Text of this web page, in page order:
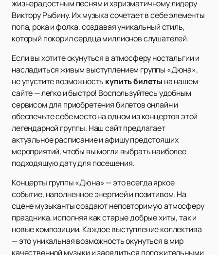
жизнерадостным песням и харизматичному лидеру
Виктору Рыбину. Их музыка сочетает в себе элементы
попа, рока и фолка, создавая уникальный стиль,
который покорил сердца миллионов слушателей.
Если вы хотите окунуться в атмосферу ностальгии и
насладиться живым выступлением группы «Дюна»,
не упустите возможность купить билеты на нашем
сайте — легко и быстро! Воспользуйтесь удобным
сервисом для приобретения билетов онлайн и
обеспечьте себе место на одном из концертов этой
легендарной группы. Наш сайт предлагает
актуальное расписание и афишу предстоящих
мероприятий, чтобы вы могли выбрать наиболее
подходящую дату для посещения.
Концерты группы «Дюна» — это всегда яркое
событие, наполненное энергией и позитивом. На
сцене музыканты создают неповторимую атмосферу
праздника, исполняя как старые добрые хиты, так и
новые композиции. Каждое выступление коллектива
— это уникальная возможность окунуться в мир
качественной музыки и зарядиться положительными